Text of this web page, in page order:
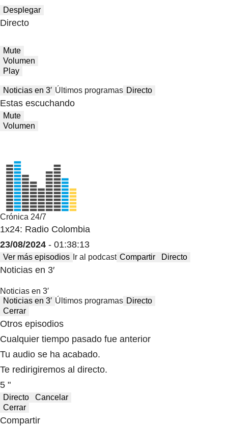
Desplegar
Directo
Mute
Volumen
Play
Noticias en 3′ Últimos programas Directo
Estas escuchando
Mute
Volumen
Crónica 24/7
1x24: Radio Colombia
23/08/2024 - 01:38:13
Ver más episodios Ir al podcast Compartir Directo
Noticias en 3′
Noticias en 3′
Noticias en 3′ Últimos programas Directo
Cerrar
Otros episodios
Cualquier tiempo pasado fue anterior
Tu audio se ha acabado.
Te redirigiremos al directo.
5 "
Directo
Cancelar
Cerrar
Compartir